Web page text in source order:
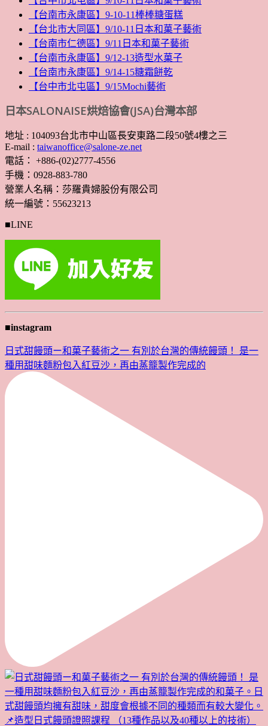
【台南市永康區】9-10-11棒棒糖蛋糕
【台北市大同區】9/10-11日本和菓子藝術
【台南市仁德區】9/11日本和菓子藝術
【台南市永康區】9/12-13造型水菓子
【台南市永康區】9/14-15糖霜餅乾
【台中市北屯區】9/15Mochi藝術
日本SALONAISE烘焙協會(JSA)台灣本部
地址 : 104093台北市中山區長安東路二段50號4樓之三
E-mail : taiwanoffice@salone-ze.net
電話： +886-(02)2777-4556
手機：0928-883-780
營業人名稱：莎羅貴婦股份有限公司
統一編號：55623213
■LINE
■instagram
日式甜饅頭ー和菓子藝術之一 有別於台灣的傳統饅頭！ 是一
種用甜味麵粉包入紅豆沙，再由蒸籠製作完成的